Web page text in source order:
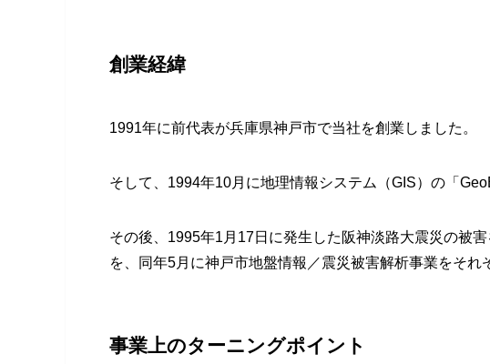
創業経緯
1991年に前代表が兵庫県神戸市で当社を創業しました。
そして、1994年10月に地理情報システム（GIS）の「
その後、1995年1月17日に発生した阪神淡路大震災の被
を、同年5月に神戸市地盤情報／震災被害解析事業をそれ
事業上のターニングポイント